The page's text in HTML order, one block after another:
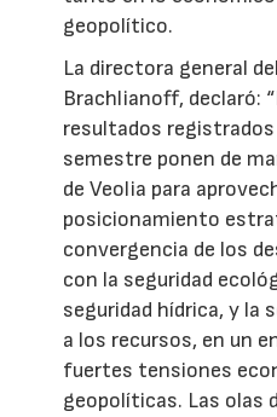
geopolítico.
La directora general
Brachlianoff, declaró:
resultados
semestre ponen de
de Veolia para
posicionamiento
convergencia de los
con la seguridad
seguridad hídrica, y la
a los recursos, en un
fuertes tensiones
geopolíticas. Las olas